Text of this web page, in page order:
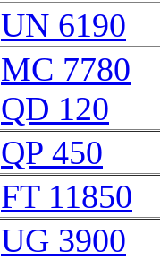
UN 6190
MC 7780
QD 120
QP 450
FT 11850
UG 3900